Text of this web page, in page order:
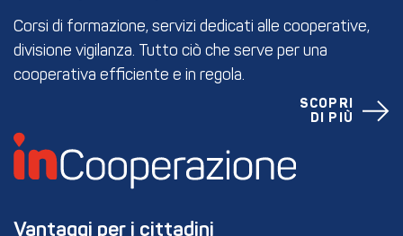
Corsi di formazione, servizi dedicati alle cooperative,
divisione vigilanza. Tutto ciò che serve per una
cooperativa efficiente e in regola.
SCOPRI
DI PIÙ
Vantaggi per i cittadini